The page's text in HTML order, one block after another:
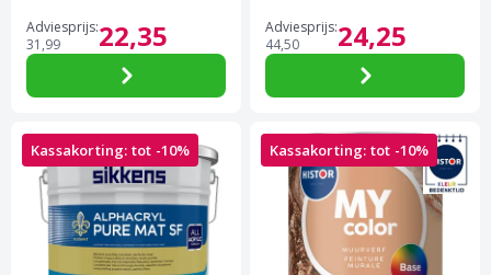
22,35
Adviesprijs:
31,99 24,25
Adviesprijs:
44,50
Kassakorting: tot -10% Kassakorting: tot -10%